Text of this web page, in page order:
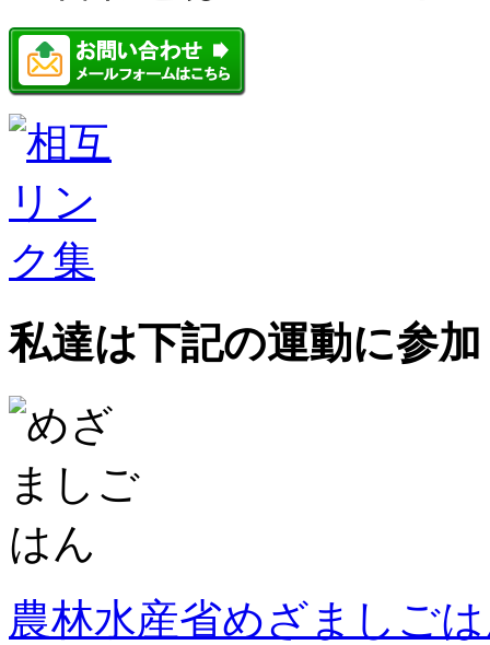
私達は下記の運動に参
農林水産省めざましご